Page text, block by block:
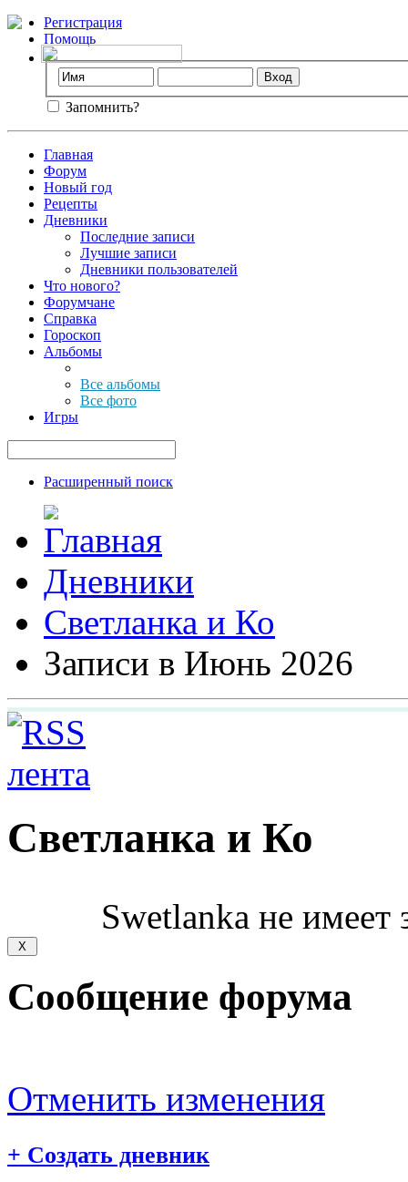
Регистрация
Помощь
Запомнить?
Главная
Форум
Новый год
Рецепты
Дневники
Последние записи
Лучшие записи
Дневники пользователей
Что нового?
Форумчане
Справка
Гороскоп
Альбомы
Все альбомы
Все фото
Игры
Расширенный поиск
Дневники
Светланка и Ко
Записи в Июнь 2026
Светланка и Ко
Swetlanka не имеет
Сообщение форума
Отменить изменения
+ Создать дневник